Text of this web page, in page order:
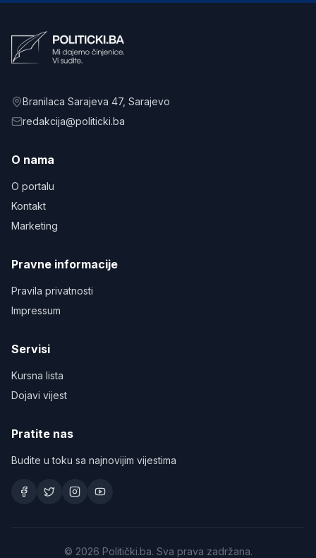
Branilaca Sarajeva 47, Sarajevo
redakcija@politicki.ba
O nama
O portalu
Kontakt
Marketing
Pravne informacije
Pravila privatnosti
Impressum
Servisi
Kursna lista
Dojavi vijest
Pratite nas
Budite u toku sa najnovijim vijestima
© 2026 Politički.ba. Sva prava zadržana.